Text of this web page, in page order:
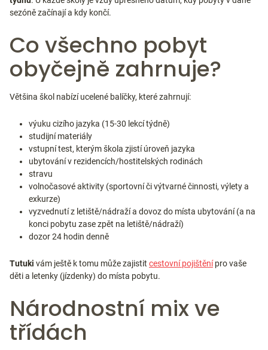
sezóně začínají a kdy končí.
Co všechno pobyt
obyčejně zahrnuje?
Většina škol nabízí ucelené balíčky, které zahrnují:
výuku cizího jazyka (15-30 lekcí týdně)
studijní materiály
vstupní test, kterým škola zjistí úroveň jazyka
ubytování v rezidencích/hostitelských rodinách
stravu
volnočasové aktivity (sportovní či výtvarné činnosti, výlety a
exkurze)
vyzvednutí z letiště/nádraží a dovoz do místa ubytování (a na
konci pobytu zase zpět na letiště/nádraží)
dozor 24 hodin denně
Tutuki vám ještě k tomu může zajistit cestovní pojištěnípro vaše
děti a letenky (jízdenky) do místa pobytu.
Národnostní mix ve
třídách